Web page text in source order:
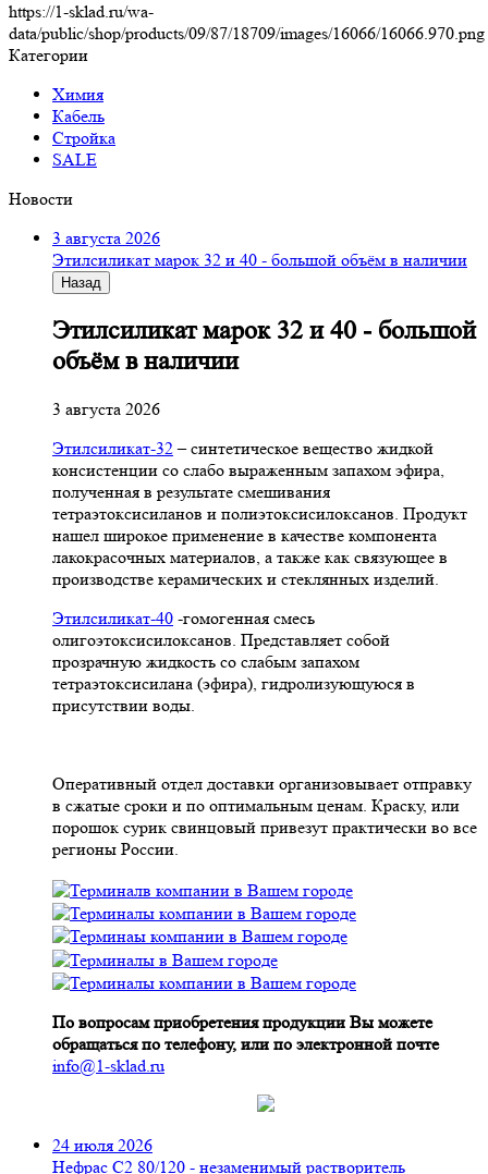
https://1-sklad.ru/wa-
data/public/shop/products/09/87/18709/images/16066/16066.970.png
Категории
Химия
Кабель
Стройка
SALE
Новости
3 августа 2026
Этилсиликат марок 32 и 40 - большой объём в наличии
Назад
Этилсиликат марок 32 и 40 - большой
объём в наличии
3 августа 2026
Этилсиликат-32– синтетическое вещество жидкой
консистенции со слабо выраженным запахом эфира,
полученная в результате смешивания
тетpаэтоксисиланов и полиэтоксисилоксанов. Продукт
нашел широкое применение в качестве компонента
лакокрасочных материалов, а также как связующее в
производстве керамических и стеклянных изделий.
Этилсиликат-40 -гомогенная смесь
олигоэтоксисилоксанов. Представляет собой
прозрачную жидкость со слабым запахом
тетраэтоксисилана (эфира), гидролизующуюся в
присутствии воды.
Оперативный отдел доставки организовывает отправку
в сжатые сроки и по оптимальным ценам. Краску, или
порошок сурик свинцовый привезут практически во все
регионы России.
По вопросам приобретения продукции Вы можете
обращаться по телефону, или по электронной почте
info@1-sklad.ru
24 июля 2026
Нефрас С2 80/120 - незаменимый растворитель